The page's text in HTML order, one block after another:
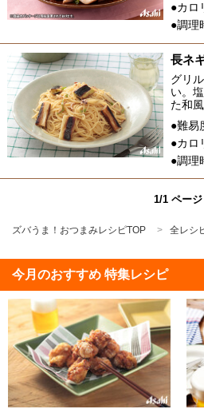
●カロ
●調理
長ネ
グリ
い。
た和
●難易
●カロ
●調理
1/1 ページ
ズバうま！おつまみレシピTOP 全レシ
今月のおすすめ 特集レシピ